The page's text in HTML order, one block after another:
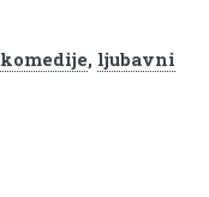
komedije, ljubavni